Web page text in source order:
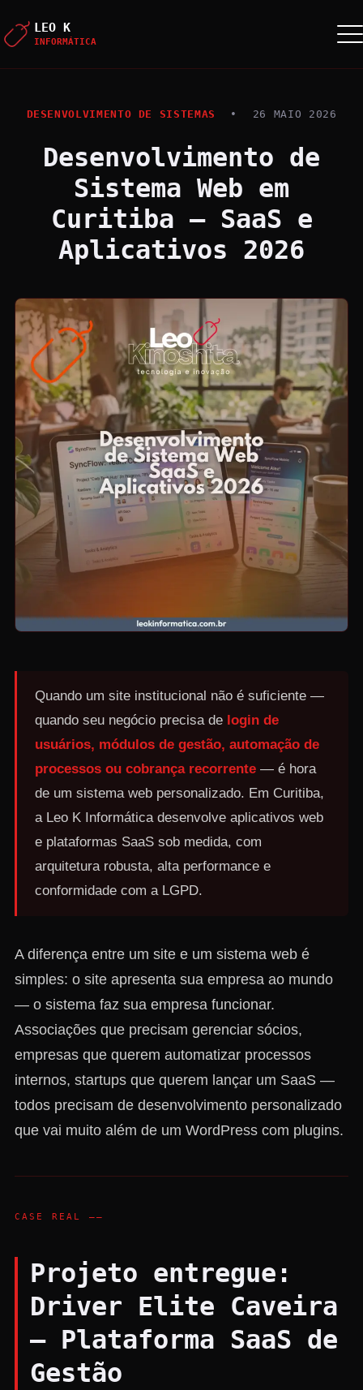
LEO K
INFORMÁTICA
DESENVOLVIMENTO DE SISTEMAS • 26 MAIO 2026
Desenvolvimento de
Sistema Web em
Curitiba — SaaS e
Aplicativos 2026
Quando um site institucional não é suficiente —
quando seu negócio precisa de login de
usuários, módulos de gestão, automação de
processos ou cobrança recorrente — é hora
de um sistema web personalizado. Em Curitiba,
a Leo K Informática desenvolve aplicativos web
e plataformas SaaS sob medida, com
arquitetura robusta, alta performance e
conformidade com a LGPD.
A diferença entre um site e um sistema web é
simples: o site apresenta sua empresa ao mundo
— o sistema faz sua empresa funcionar.
Associações que precisam gerenciar sócios,
empresas que querem automatizar processos
internos, startups que querem lançar um SaaS —
todos precisam de desenvolvimento personalizado
que vai muito além de um WordPress com plugins.
CASE REAL ——
Projeto entregue:
Driver Elite Caveira
— Plataforma SaaS de
Gestão